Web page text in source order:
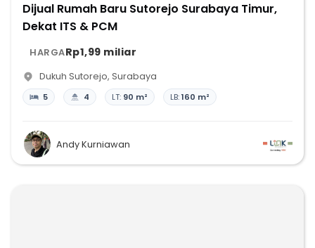
Dijual Rumah Baru Sutorejo Surabaya Timur,
Dekat ITS & PCM
HARGARp1,99 miliar
Dukuh Sutorejo, Surabaya
5 4 LT: 90 m² LB:160 m²
Andy Kurniawan